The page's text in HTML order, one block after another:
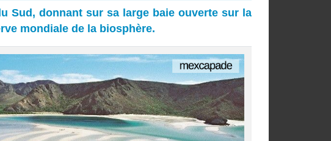
Sud, donnant sur sa large baie ouverte sur la
mondiale de la biosphère.